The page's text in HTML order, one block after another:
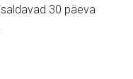
30 päeva